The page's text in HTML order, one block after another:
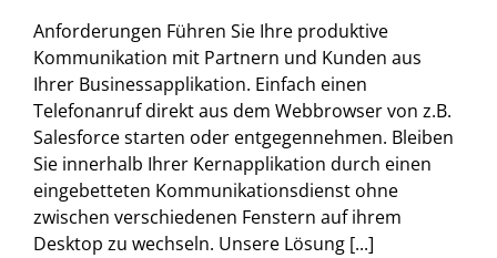
Anforderungen Führen Sie Ihre produktive
Kommunikation mit Partnern und Kunden aus
Ihrer Businessapplikation. Einfach einen
Telefonanruf direkt aus dem Webbrowser von z.B.
Salesforce starten oder entgegennehmen. Bleiben
Sie innerhalb Ihrer Kernapplikation durch einen
eingebetteten Kommunikationsdienst ohne
zwischen verschiedenen Fenstern auf ihrem
Desktop zu wechseln. Unsere Lösung [...]